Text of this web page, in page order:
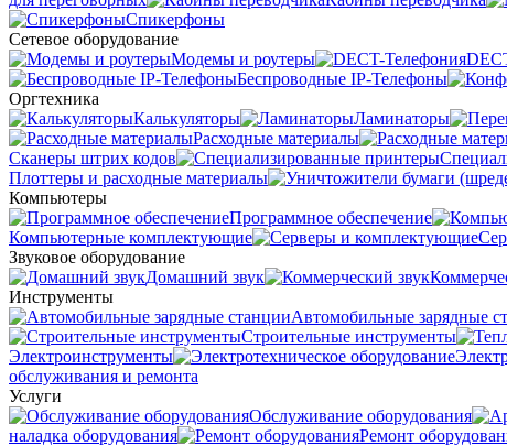
Спикерфоны
Сетевое оборудование
Модемы и роутеры
Беспроводные IP-Телефоны
Оргтехника
Калькуляторы
Ламинаторы
Расходные материалы
Сканеры штрих кодов
Плоттеры и расходные материалы
Компьютеры
Программное обеспечение
Компьютерные комплектующие
Звуковое оборудование
Домашний звук
Инструменты
Автомобильные зарядные
Строительные инструменты
Электроинструменты
обслуживания и ремонта
Услуги
Oбслуживание оборудования
наладка оборудования
Ремонт